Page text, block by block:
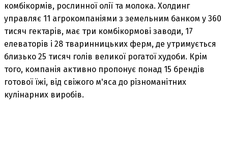
комбікормів, рослинної олії та молока. Холдинг
управляє 11 агрокомпаніями з земельним банком у 360
тисяч гектарів, має три комбікормові заводи, 17
елеваторів і 28 тваринницьких ферм, де утримується
близько 25 тисяч голів великої рогатої худоби. Крім
того, компанія активно пропонує понад 15 брендів
готової їжі, від свіжого м'яса до різноманітних
кулінарних виробів.